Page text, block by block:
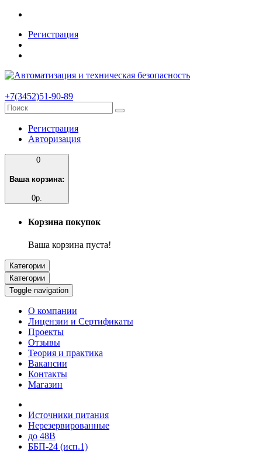
Регистрация
+7(3452)51-90-89
Регистрация
Авторизация
0
Ваша корзина:
0р.
Корзина покупок
Ваша корзина пуста!
Категории
Категории
Toggle navigation
О компании
Лицензии и Сертификаты
Проекты
Отзывы
Теория и практика
Вакансии
Контакты
Магазин
Источники питания
Нерезервированные
до 48В
ББП-24 (исп.1)